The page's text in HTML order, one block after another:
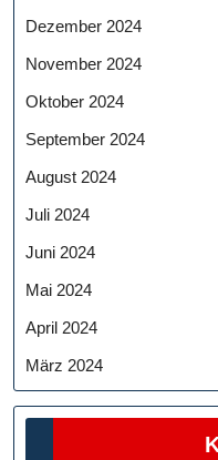
Dezember 2024
November 2024
Oktober 2024
September 2024
August 2024
Juli 2024
Juni 2024
Mai 2024
April 2024
März 2024